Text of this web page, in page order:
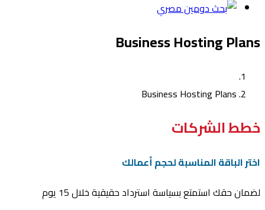
Business Hosting Plans
Business Hosting Plans
خطط الشركات
اختر الباقة المناسبة لحجم أعمالك
لضمان حقك استمتع بسياسة استرداد حقيقية خلال 15 يوم